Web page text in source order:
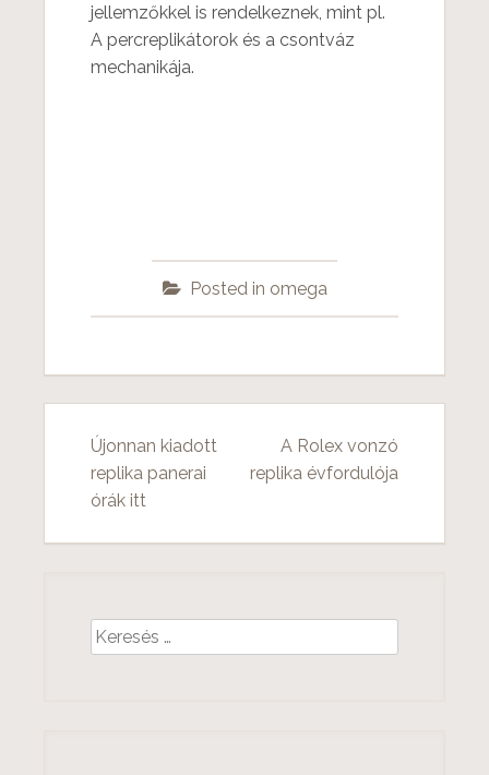
jellemzőkkel is rendelkeznek, mint pl.
A percreplikátorok és a csontváz
mechanikája.
Posted in omega
B
e
j
g
Újonnan kiadott
replika panerai
órák itt
A Rolex vonzó
replika évfordulója
K
e